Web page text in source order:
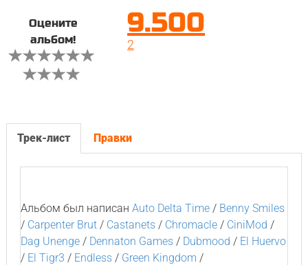
Оцените
альбом!
9.500
2
Трек-лист Правки
Альбом был написан Auto Delta Time/ Benny Smiles
/ Carpenter Brut/ Castanets/ Chromacle/ CiniMod /
Dag Unenge/ Dennaton Games/ Dubmood / El Huervo
/ El Tigr3 / Endless/ Green Kingdom /